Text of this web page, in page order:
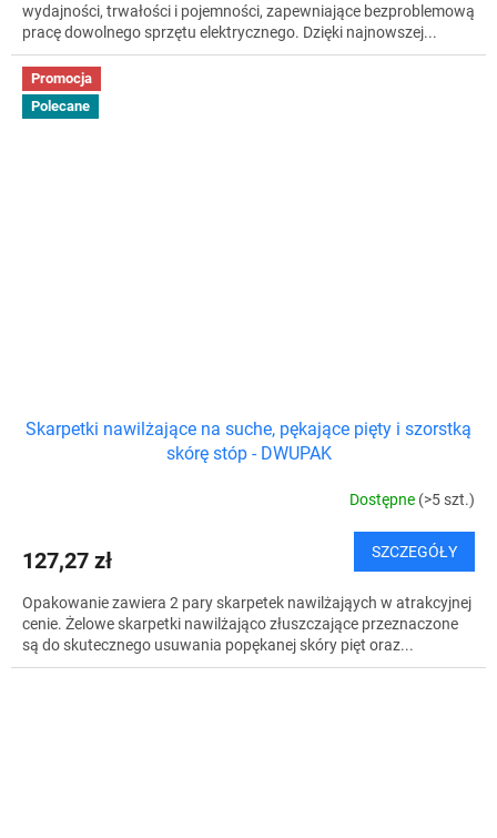
wydajności, trwałości i pojemności, zapewniające bezproblemową
pracę dowolnego sprzętu elektrycznego. Dzięki najnowszej...
Promocja
Polecane
Skarpetki nawilżające na suche, pękające pięty i szorstką
skórę stóp - DWUPAK
Dostępne (>5 szt.)
127,27 zł SZCZEGÓŁY
Opakowanie zawiera 2 pary skarpetek nawilżająych w atrakcyjnej
cenie. Żelowe skarpetki nawilżająco złuszczające przeznaczone
są do skutecznego usuwania popękanej skóry pięt oraz...